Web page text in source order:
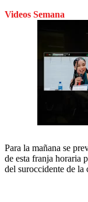
Videos Semana
Para la mañana se
de esta franja horaria
del suroccidente de la